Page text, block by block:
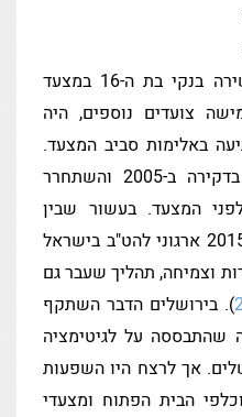
אירוע הדקירה והרצח של שירה בנקי בת ה-16 במצעד
חמישה צועדים נוספים, היה
באלימות סביב המצעד.
הדוקר ישי שליסל הורשע בדקירה ב-2005 והשתחרר
קצר לפני המצעד. בעשור שבין
הדקירה הראשונה ב-2005 ל-2015 ארגוני להט"ב בישראל
וצמיחה, תהליך שעבר גם
). בירושלים הדבר השתקף
שהתבססה על לגיטימציה
אך לרצח היו השפעות
הבית הפתוח ומצעדי